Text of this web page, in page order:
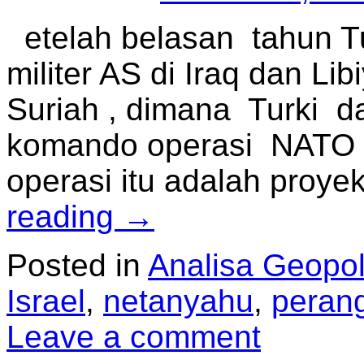
etelah belasan tahun
militer AS di Iraq dan
Suriah , dimana Turki
komando operasi
operasi itu adalah
reading →
Posted in Analisa
Israel, netanyahu,
Leave a comment